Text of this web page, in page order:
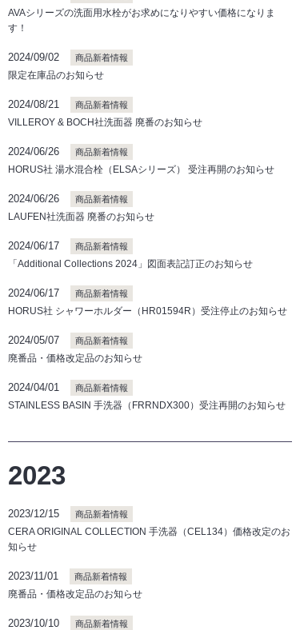
AVAシリーズの洗面用水栓がお求めになりやすい価格になりま
す！
2024/09/02 商品新着情報
限定在庫品のお知らせ
2024/08/21 商品新着情報
VILLEROY & BOCH社洗面器 廃番のお知らせ
2024/06/26 商品新着情報
HORUS社 湯水混合栓（ELSAシリーズ） 受注再開のお知らせ
2024/06/26 商品新着情報
LAUFEN社洗面器 廃番のお知らせ
2024/06/17 商品新着情報
「Additional Collections 2024」図面表記訂正のお知らせ
2024/06/17 商品新着情報
HORUS社 シャワーホルダー（HR01594R）受注停止のお知らせ
2024/05/07 商品新着情報
廃番品・価格改定品のお知らせ
2024/04/01 商品新着情報
STAINLESS BASIN 手洗器（FRRNDX300）受注再開のお知らせ
2023
2023/12/15 商品新着情報
CERA ORIGINAL COLLECTION 手洗器（CEL134）価格改定のお
知らせ
2023/11/01 商品新着情報
廃番品・価格改定品のお知らせ
2023/10/10 商品新着情報